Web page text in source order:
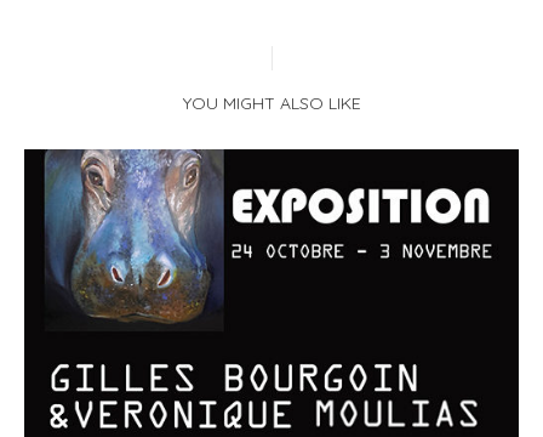
YOU MIGHT ALSO LIKE